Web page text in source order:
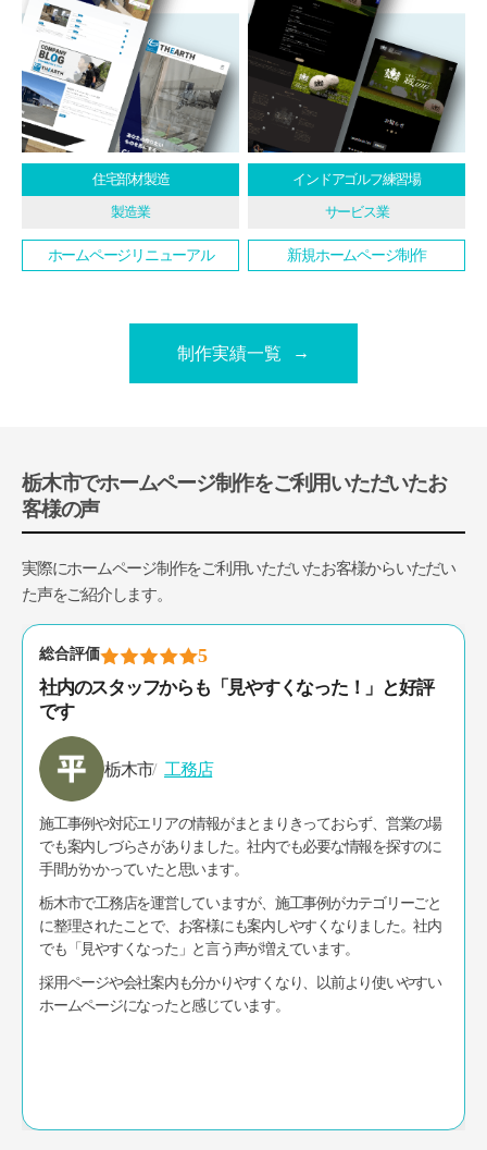
住宅部材製造
製造業
ホームページリニューアル
インドアゴルフ練習場
サービス業
新規ホームページ制作
制作実績一覧
栃木市でホームページ制作をご利用いただいたお
客様の声
実際にホームページ制作をご利用いただいたお客様からいただい
た声をご紹介します。
総合評価 5
SNS活用やGoogleマイビジネスのアドバイスまでして
もらえました
栃木市 整体院
ホームページはあったものの、どうやって見てもらうか、どう集
客につなげるかが分からず悩んでいました。
栃木市で整体院を運営していますが、サイト制作だけでなく、
SNSやGoogleマップの活用についても相談できたのが助かりまし
た。
その結果、以前より地域の方に見つけてもらいやすくなり、ホー
ムページやGoogle経由の来院にもつながってきています。